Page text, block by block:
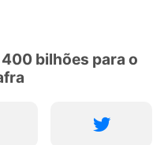
bilhões para o